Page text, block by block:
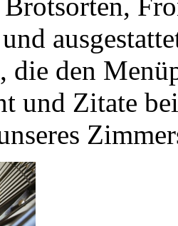
die den
und Zitate